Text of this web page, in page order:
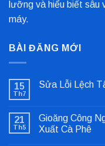
lưỡng và hiểu biết sâu
máy.
BÀI ĐĂNG MỚI
15
Th7
Sửa Lỗi Lệch
luận
ở
Sửa
21
Th5
Gioăng Công
Xuất Cà Phê